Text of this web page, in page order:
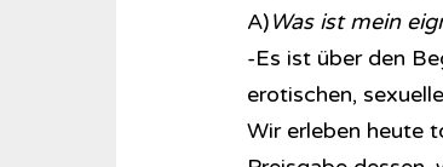
A)Was ist mein
-Es ist über den
erotischen,
Wir erleben heute